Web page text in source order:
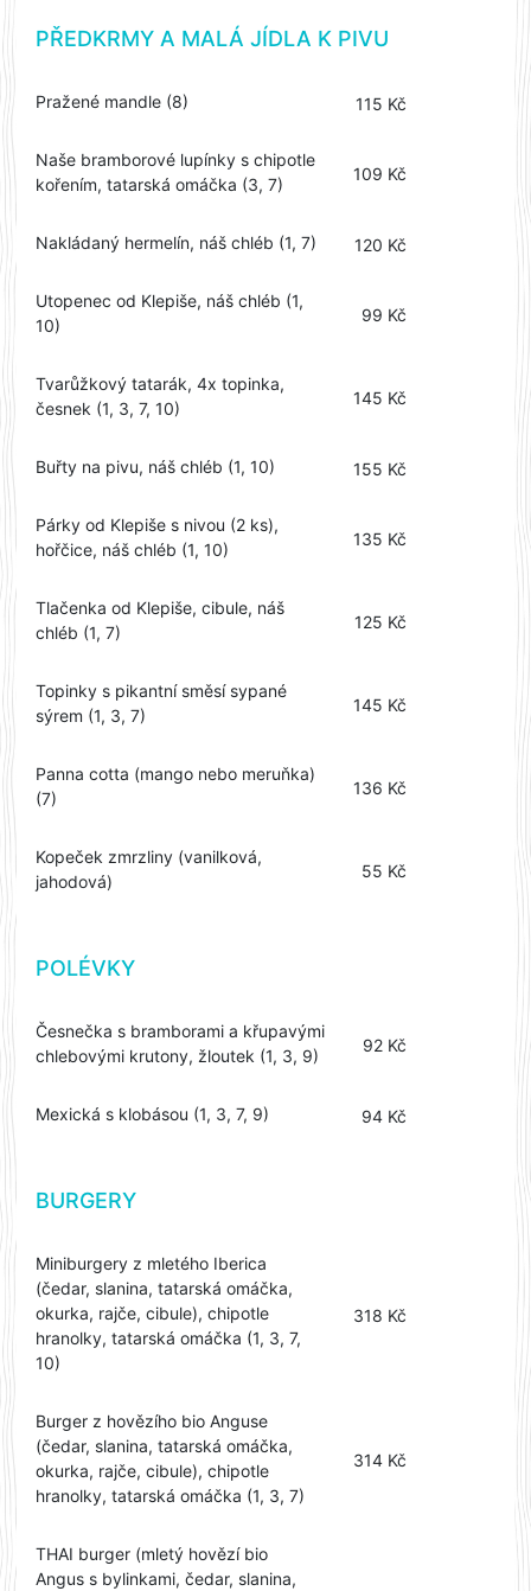
PŘEDKRMY A MALÁ JÍDLA K PIVU
Pražené mandle (8) 115 Kč
Naše bramborové lupínky s chipotle
kořením, tatarská omáčka (3, 7)
109 Kč
Nakládaný hermelín, náš chléb (1, 7) 120 Kč
Utopenec od Klepiše, náš chléb (1,
10)
99 Kč
Tvarůžkový tatarák, 4x topinka,
česnek (1, 3, 7, 10)
145 Kč
Buřty na pivu, náš chléb (1, 10) 155 Kč
Párky od Klepiše s nivou (2 ks),
hořčice, náš chléb (1, 10)
135 Kč
Tlačenka od Klepiše, cibule, náš
chléb (1, 7)
125 Kč
Topinky s pikantní směsí sypané
sýrem (1, 3, 7)
145 Kč
Panna cotta (mango nebo meruňka)
(7)
136 Kč
Kopeček zmrzliny (vanilková,
jahodová)
55 Kč
POLÉVKY
Česnečka s bramborami a křupavými
chlebovými krutony, žloutek (1, 3, 9)
92 Kč
Mexická s klobásou (1, 3, 7, 9) 94 Kč
BURGERY
Miniburgery z mletého Iberica
(čedar, slanina, tatarská omáčka,
okurka, rajče, cibule), chipotle
hranolky, tatarská omáčka (1, 3, 7,
10)
318 Kč
Burger z hovězího bio Anguse
(čedar, slanina, tatarská omáčka,
okurka, rajče, cibule), chipotle
hranolky, tatarská omáčka (1, 3, 7)
314 Kč
THAI burger (mletý hovězí bio
Angus s bylinkami, čedar, slanina,